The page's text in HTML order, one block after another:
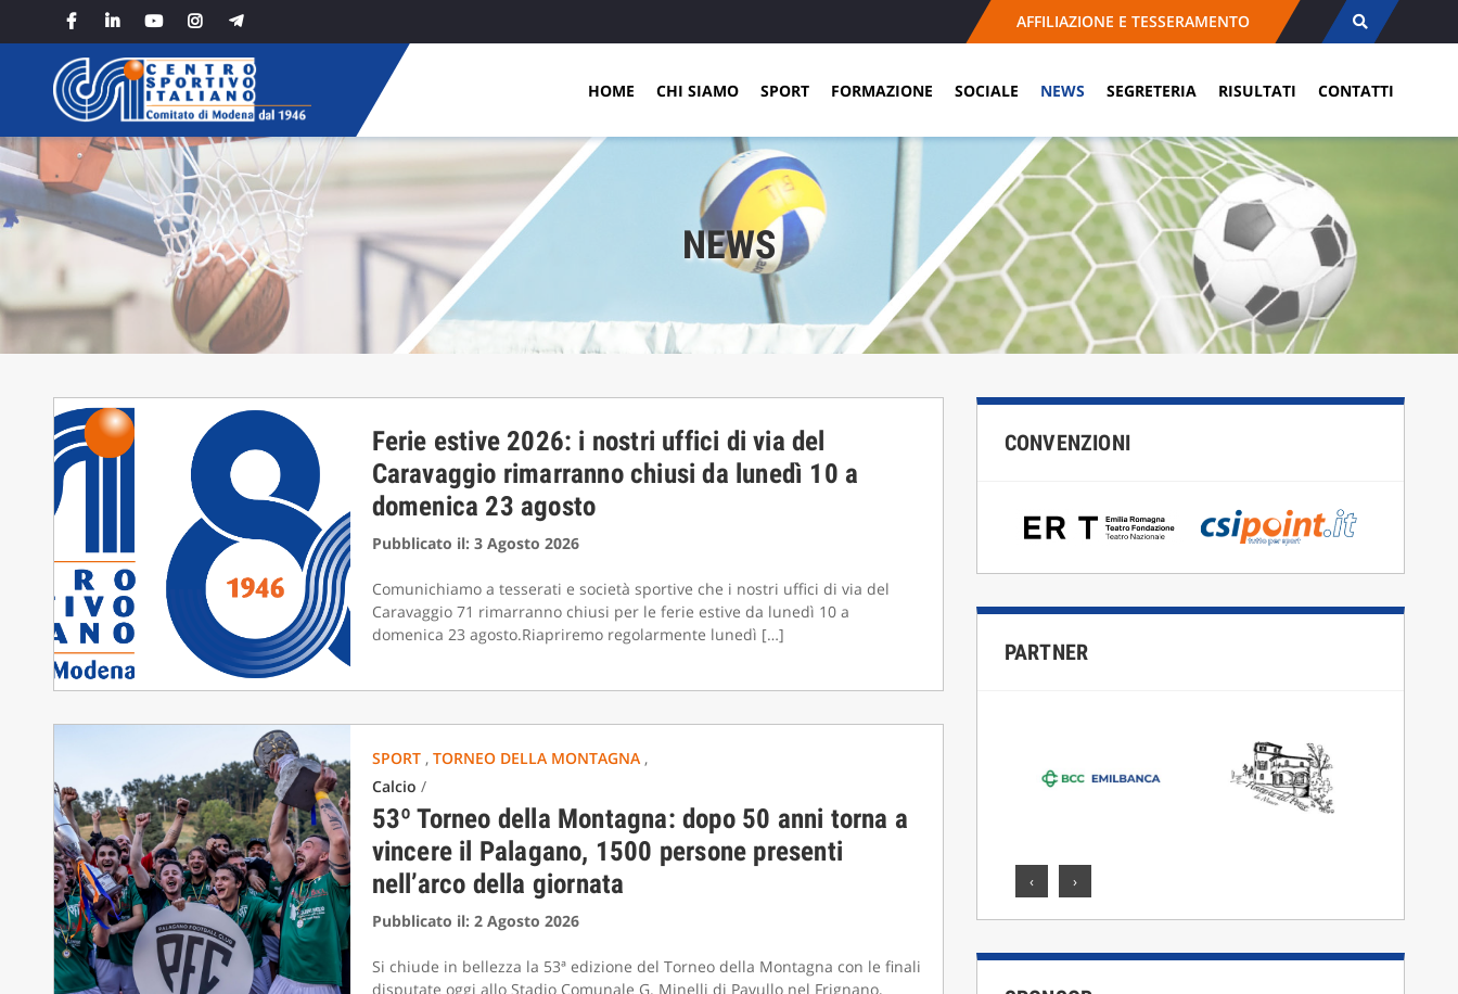
AFFILIAZIONE E TESSERAMENTO
HOME CHI SIAMO SPORT FORMAZIONE SOCIALE NEWS SEGRETERIA RISULTATI CONTATTI
NEWS
Ferie estive 2026: i nostri uffici di via del
Caravaggio rimarranno chiusi da lunedì 10 a
domenica 23 agosto
Pubblicato il: 3 Agosto 2026
Comunichiamo a tesserati e società sportive che i nostri uffici di via del
Caravaggio 71 rimarranno chiusi per le ferie estive da lunedì 10 a
domenica 23 agosto.Riapriremo regolarmente lunedì […]
SPORT , TORNEO DELLA MONTAGNA ,
Calcio /
53º Torneo della Montagna: dopo 50 anni torna a
vincere il Palagano, 1500 persone presenti
nell’arco della giornata
Pubblicato il: 2 Agosto 2026
Si chiude in bellezza la 53ª edizione del Torneo della Montagna con le finali
disputate oggi allo Stadio Comunale G. Minelli di Pavullo nel Frignano,
CONVENZIONI
PARTNER
‹ ›